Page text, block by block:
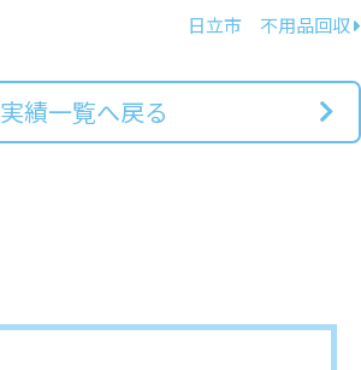
日立市 不用品回収
実績一覧へ戻る